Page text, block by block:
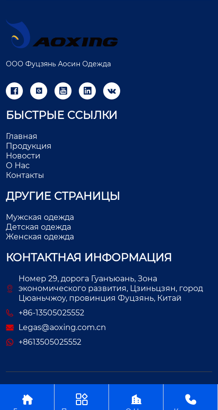
ООО Фуцзянь Аосин Одежда
    
БЫСТРЫЕ ССЫЛКИ
Главная
Продукция
Новости
О Нас
Контакты
ДРУГИЕ СТРАНИЦЫ
Мужская одежда
Детская одежда
Женская одежда
КОНТАКТНАЯ ИНФОРМАЦИЯ
Номер 29, дорога Гуанъюань, Зона
экономического развития, Цзиньцзян, город
Цюаньчжоу, провинция Фуцзянь, Китай
+86-13505025552
Legas@aoxing.com.cn
+8613505025552
   